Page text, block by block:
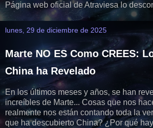
Página web oficial de Atraviesa lo
lunes, 29 de diciembre de 2025
Marte NO ES Como CREES:
China ha Revelado
En los últimos meses y años, se han
increíbles de Marte... Cosas que nos
realmente nos están contando toda la
que ha descubierto China? ¿Por qué